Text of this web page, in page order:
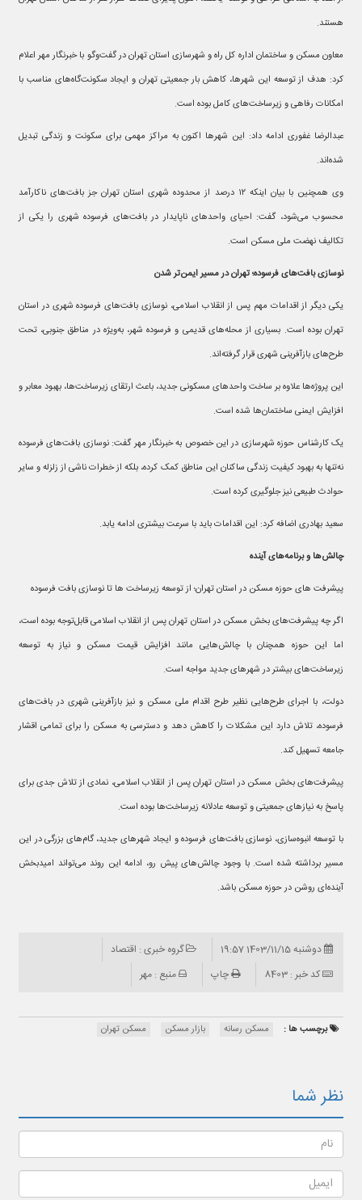
هستند.
معاون مسکن و ساختمان اداره کل راه و شهرسازی استان تهران در گفت‌وگو با خبرنگار مهر اعلام
کرد: هدف از توسعه این شهرها، کاهش بار جمعیتی تهران و ایجاد سکونت‌گاه‌های مناسب با
امکانات رفاهی و زیرساخت‌های کامل بوده است.
عبدالرضا غفوری ادامه داد: این شهرها اکنون به مراکز مهمی برای سکونت و زندگی تبدیل
شده‌اند.
وی همچنین با بیان اینکه ۱۲ درصد از محدوده شهری استان تهران جز بافت‌های ناکارآمد
محسوب می‌شود، گفت: احیای واحدهای ناپایدار در بافت‌های فرسوده شهری را یکی از
تکالیف نهضت ملی مسکن است.
نوسازی بافت‌های فرسوده؛ تهران در مسیر ایمن‌تر شدن
یکی دیگر از اقدامات مهم پس از انقلاب اسلامی، نوسازی بافت‌های فرسوده شهری در استان
تهران بوده است. بسیاری از محله‌های قدیمی و فرسوده شهر، به‌ویژه در مناطق جنوبی، تحت
طرح‌های بازآفرینی شهری قرار گرفته‌اند.
این پروژه‌ها علاوه بر ساخت واحدهای مسکونی جدید، باعث ارتقای زیرساخت‌ها، بهبود معابر و
افزایش ایمنی ساختمان‌ها شده است.
یک کارشناس حوزه شهرسازی در این خصوص به خبرنگار مهر گفت: نوسازی بافت‌های فرسوده
نه‌تنها به بهبود کیفیت زندگی ساکنان این مناطق کمک کرده، بلکه از خطرات ناشی از زلزله و سایر
حوادث طبیعی نیز جلوگیری کرده است.
سعید بهادری اضافه کرد: این اقدامات باید با سرعت بیشتری ادامه یابد.
چالش‌ها و برنامه‌های آینده
پیشرفت های حوزه مسکن در استان تهران؛ از توسعه زیرساخت ها تا نوسازی بافت فرسوده
اگر چه پیشرفت‌های بخش مسکن در استان تهران پس از انقلاب اسلامی قابل‌توجه بوده است،
اما این حوزه همچنان با چالش‌هایی مانند افزایش قیمت مسکن و نیاز به توسعه
زیرساخت‌های بیشتر در شهرهای جدید مواجه است.
دولت، با اجرای طرح‌هایی نظیر طرح اقدام ملی مسکن و نیز بازآفرینی شهری در بافت‌های
فرسوده، تلاش دارد این مشکلات را کاهش دهد و دسترسی به مسکن را برای تمامی اقشار
جامعه تسهیل کند.
پیشرفت‌های بخش مسکن در استان تهران پس از انقلاب اسلامی، نمادی از تلاش جدی برای
پاسخ به نیازهای جمعیتی و توسعه عادلانه زیرساخت‌ها بوده است.
با توسعه انبوه‌سازی، نوسازی بافت‌های فرسوده و ایجاد شهرهای جدید، گام‌های بزرگی در این
مسیر برداشته شده است. با وجود چالش‌های پیش رو، ادامه این روند می‌تواند امیدبخش
آینده‌ای روشن در حوزه مسکن باشد.
دوشنبه 1403/11/15 19:57
گروه خبری : اقتصاد
کد خبر : 8403
چاپ منبع : مهر
برچسب ها : مسکن رسانه بازار مسکن مسکن تهران
نظر شما